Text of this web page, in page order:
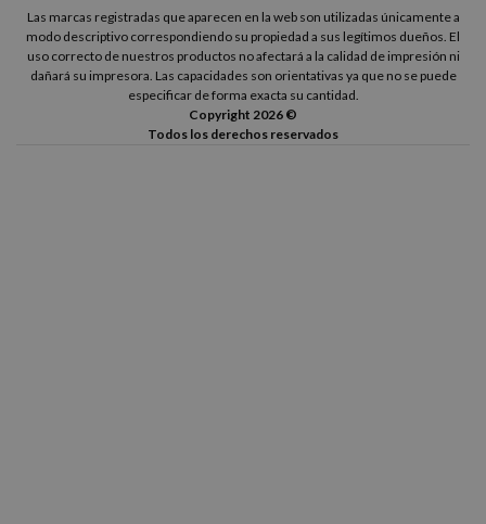
Las marcas registradas que aparecen en la web son utilizadas únicamente a
modo descriptivo correspondiendo su propiedad a sus legítimos dueños. El
uso correcto de nuestros productos no afectará a la calidad de impresión ni
dañará su impresora. Las capacidades son orientativas ya que no se puede
especificar de forma exacta su cantidad.
Copyright 2026 ©
Todos los derechos reservados